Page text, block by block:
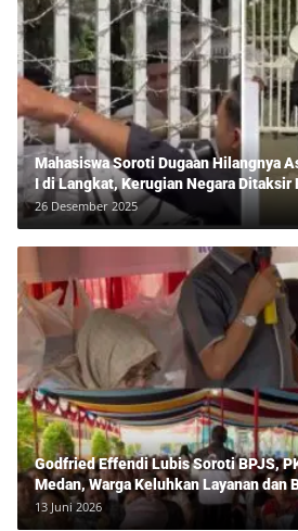
Mahasiswa Soroti Dugaan Hilangnya
I di Langkat, Kerugian Negara Ditaksir
26 Desember 2025
Godfried Effendi Lubis Soroti BPJS,
Medan, Warga Keluhkan Layanan dan
13 Juni 2026